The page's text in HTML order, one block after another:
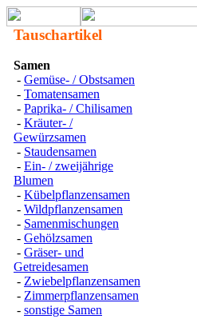
Tauschartikel
Samen
- Gemüse- / Obstsamen
- Tomatensamen
- Paprika- / Chilisamen
- Kräuter- /
Gewürzsamen
- Staudensamen
- Ein- / zweijährige
Blumen
- Kübelpflanzensamen
- Wildpflanzensamen
- Samenmischungen
- Gehölzsamen
- Gräser- und
Getreidesamen
- Zwiebelpflanzensamen
- Zimmerpflanzensamen
- sonstige Samen